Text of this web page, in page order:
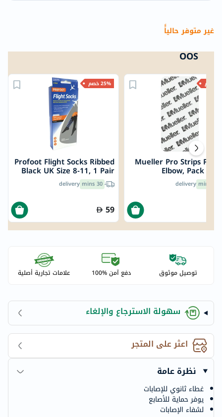
غير متوفر حالياًً
OOS
25% خصم
Profoot Flight Socks Ribbed
Black UK Size 8-11, 1 Pair
P72002/2
30 mins
delivery
59
Mueller Pro Strips Pre-
Elbow, Pack of
delivery
توصيل موثوق دفع آمن %100 علامات تجارية أصلية
سهولة الاسترجاع والإلغاء
اعثر على المتجر
نظرة عامة
غطاء ثانوي للإصابات
يوفر حماية للأصابع
لشفاء الإصابات